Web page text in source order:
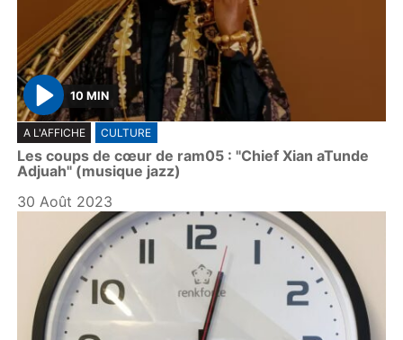
P
l
a
y
10 MIN
A L'AFFICHE CULTURE
Les coups de cœur de ram05 : "Chief Xian aTunde
Adjuah" (musique jazz)
30 Août 2023